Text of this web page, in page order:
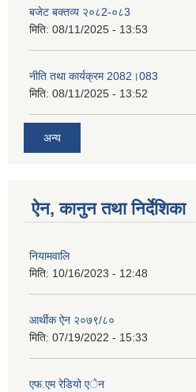
बजेट बक्तव्य २०८2-०८3
मिति: 08/11/2025 - 13:53
नीति तथा कार्यक्रम 2082।083
मिति: 08/11/2025 - 13:52
अन्य
ऐन, कानुन तथा निर्देशिका
नियामवालि
मिति: 10/16/2023 - 12:48
आर्थीक ऐन २०७९/८०
मिति: 07/19/2022 - 15:33
एफ.एम रेडियो एेन